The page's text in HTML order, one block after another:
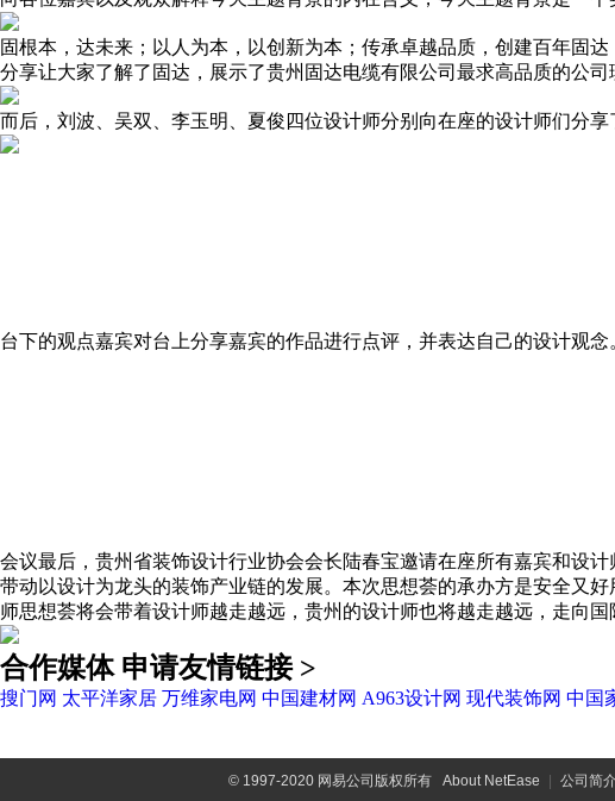
固根本，达未来；以人为本，以创新为本；传承卓越品质，创建百年固
分享让大家了解了固达，展示了贵州固达电缆有限公司最求高品质的公司
而后，刘波、吴双、李玉明、夏俊四位设计师分别向在座的设计师们分享
台下的观点嘉宾对台上分享嘉宾的作品进行点评，并表达自己的设计观念
会议最后，贵州省装饰设计行业协会会长陆春宝邀请在座所有嘉宾和设
带动以设计为龙头的装饰产业链的发展。本次思想荟的承办方是安全又
师思想荟将会带着设计师越走越远，贵州的设计师也将越走越远，走向
合作媒体 申请友情链接 >
搜门网 太平洋家居 万维家电网 中国建材网 A963设计网 现代装饰网 中国
© 1997-2020 网易公司版权所有 About NetEase 公司简